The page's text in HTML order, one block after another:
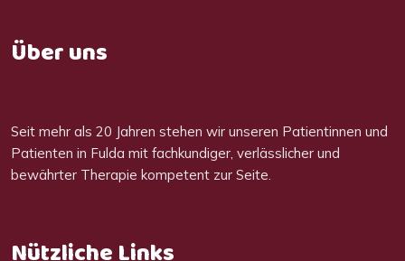
Über uns
Seit mehr als 20 Jahren stehen wir unseren Patientinnen und
Patienten in Fulda mit fachkundiger, verlässlicher und
bewährter Therapie kompetent zur Seite.